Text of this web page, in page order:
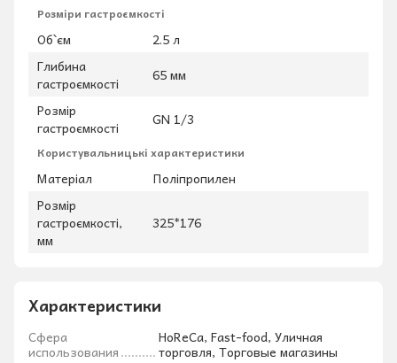
Розміри гастроємкості
Об`єм
2.5 л
Глибина
гастроємкості
65 мм
Розмір
гастроємкості
GN 1/3
Користувальницькі характеристики
Матеріал
Поліпропилен
Розмір
гастроємкості,
мм
325*176
Характеристики
Сфера
использования
HoReCa, Fast-food, Уличная
торговля, Торговые магазины